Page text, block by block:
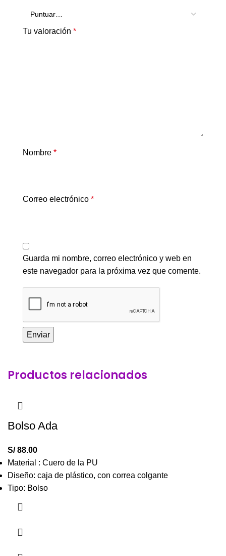
Tu valoración *
Nombre *
Correo electrónico *
Guarda mi nombre, correo electrónico y web en
este navegador para la próxima vez que comente.
Productos relacionados
Bolso Ada
S/88.00
Material : Cuero de la PU
Diseño: caja de plástico, con correa colgante
Tipo: Bolso